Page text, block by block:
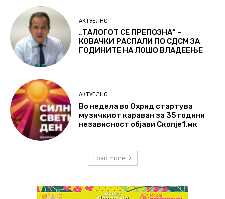
АКТУЕЛНО
„ТАЛОГОТ СЕ ПРЕПОЗНА“ –
КОВАЧКИ РАСПАЛИ ПО СДСМ ЗА
ГОДИНИТЕ НА ЛОШО ВЛАДЕЕЊЕ
АКТУЕЛНО
Во недела во Охрид стартува
музичкиот караван за 35 години
независност објави Скопје1.мк
Load more